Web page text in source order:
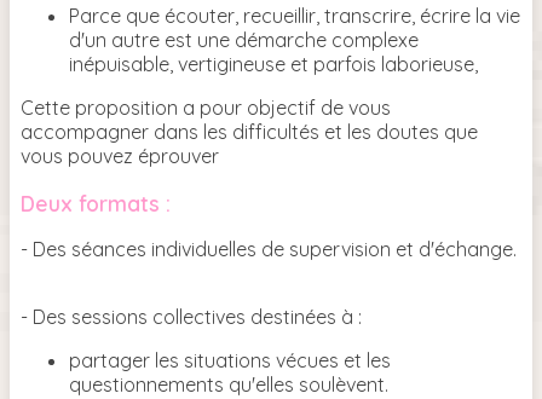
Parce que écouter, recueillir, transcrire, écrire la vie
d'un autre est une démarche complexe
inépuisable, vertigineuse et parfois laborieuse,
Cette proposition a pour objectif de vous
accompagner dans les difficultés et les doutes que
vous pouvez éprouver
Deux formats :
- Des séances individuelles de supervision et d'échange.
- Des sessions collectives destinées à :
partager les situations vécues et les
questionnements qu'elles soulèvent.